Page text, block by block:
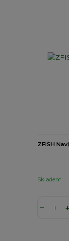
ZFISH
Skladem